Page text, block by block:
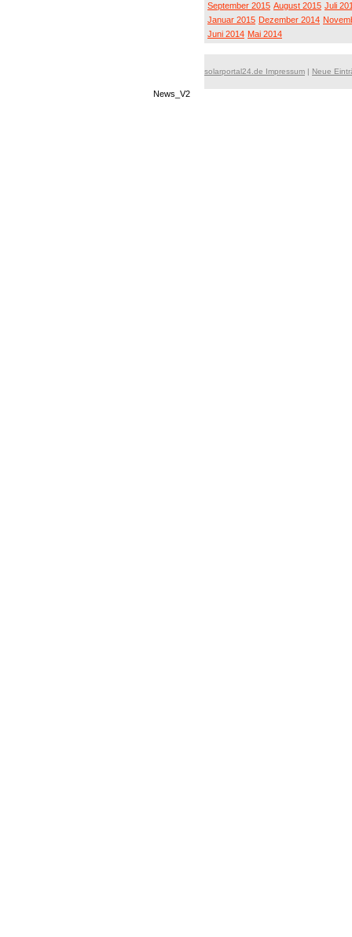
September 2015 August 2015 Juli
Januar 2015 Dezember 2014
Juni 2014 Mai 2014
solarportal24.de Impressum | Neue
News_V2